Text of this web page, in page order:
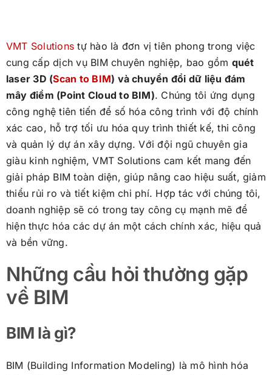
VMT Solutions tự hào là đơn vị tiên phong trong việc
cung cấp dịch vụ BIM chuyên nghiệp, bao gồm quét
laser 3D (Scan to BIM) và chuyển đổi dữ liệu đám
mây điểm (Point Cloud to BIM). Chúng tôi ứng dụng
công nghệ tiên tiến để số hóa công trình với độ chính
xác cao, hỗ trợ tối ưu hóa quy trình thiết kế, thi công
và quản lý dự án xây dựng. Với đội ngũ chuyên gia
giàu kinh nghiệm, VMT Solutions cam kết mang đến
giải pháp BIM toàn diện, giúp nâng cao hiệu suất, giảm
thiểu rủi ro và tiết kiệm chi phí. Hợp tác với chúng tôi,
doanh nghiệp sẽ có trong tay công cụ mạnh mẽ để
hiện thực hóa các dự án một cách chính xác, hiệu quả
và bền vững.
Những cầu hỏi thường gặp
về BIM
BIM là gì?
BIM (Building Information Modeling) là mô hình hóa